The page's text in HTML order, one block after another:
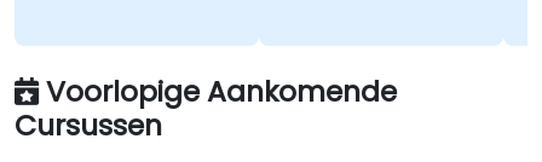
Voorlopige Aankomende
Cursussen